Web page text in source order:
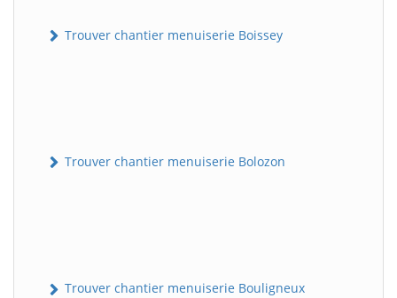
Trouver chantier menuiserie Boissey
Trouver chantier menuiserie Bolozon
Trouver chantier menuiserie Bouligneux